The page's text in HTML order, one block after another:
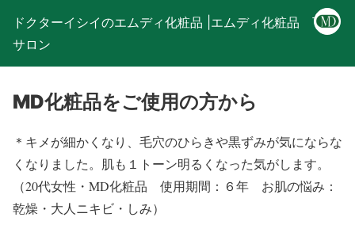
ドクターイシイのエムディ化粧品 |エムディ化粧品 下関
サロン
MD化粧品をご使用の方から
＊キメが細かくなり、毛穴のひらきや黒ずみが気にならな
くなりました。肌も１トーン明るくなった気がします。
（20代女性・MD化粧品 使用期間：６年 お肌の悩み：
乾燥・大人ニキビ・しみ）